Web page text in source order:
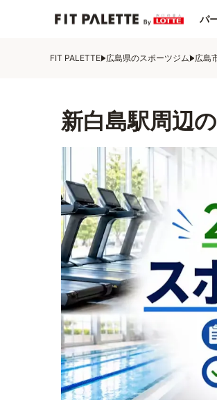
パ
FIT PALETTE 広島県のスポーツジム 広島
新白島駅周辺